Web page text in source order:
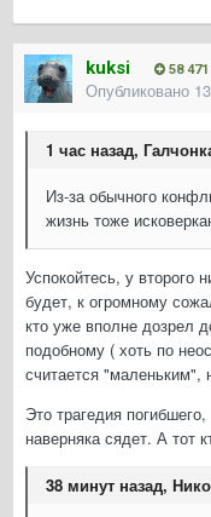
kuksi 58 471
Опубликовано
1 час назад,
Из-за обычного
жизнь тоже
Успокойтесь, у второго
будет, к огромному
кто уже вполне дозрел
подобному ( хоть по
считается "маленьким",
Это трагедия
наверняка сядет. А тот
38 минут назад,